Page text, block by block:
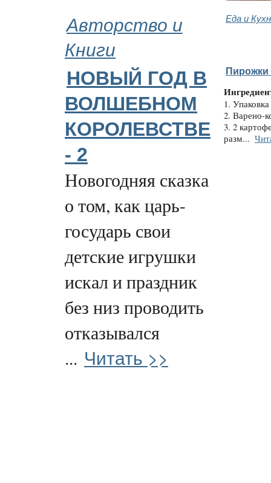
Авторство и
Книги
Еда и
НОВЫЙ ГОД В
ВОЛШЕБНОМ
КОРОЛЕВСТВЕ
- 2
Новогодняя сказка
о том, как царь-
государь свои
детские игрушки
искал и праздник
без низ проводить
отказывался
... Читать >>
Пирожки
1.
2. Варено-
3. 2
разм...